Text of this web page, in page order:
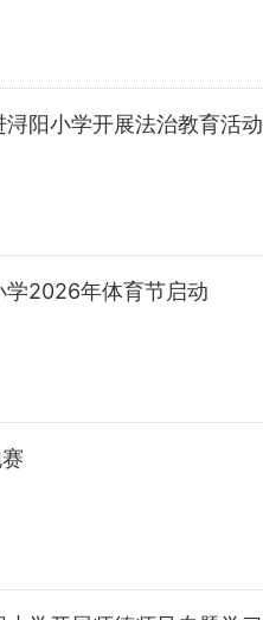
阳小学开展法治教育活动
2026年体育节启动